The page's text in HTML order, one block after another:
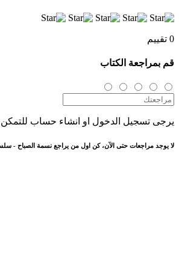
0 تقييم
قم بمراجعة الكتاب
يرجى تسجيل الدخول او انشاء حساب
لا يوجد مراجعات حتى الآن، كن اول من يراجع نسمة الصباح -